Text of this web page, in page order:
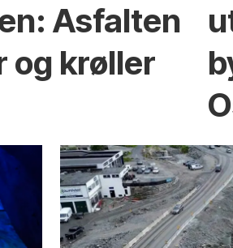
Asfalten
og krøller